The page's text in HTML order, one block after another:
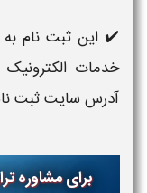
✔️ این ثبت نام به
خدمات
آدرس سایت ثبت
برای مشاوره